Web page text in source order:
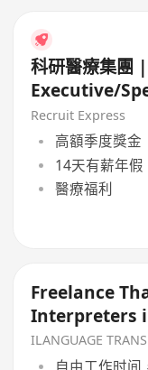
科研醫療集
Executive/
Recruit Express
高額季度獎金
14天有薪年假
醫療福利
Freelance
Interpreters